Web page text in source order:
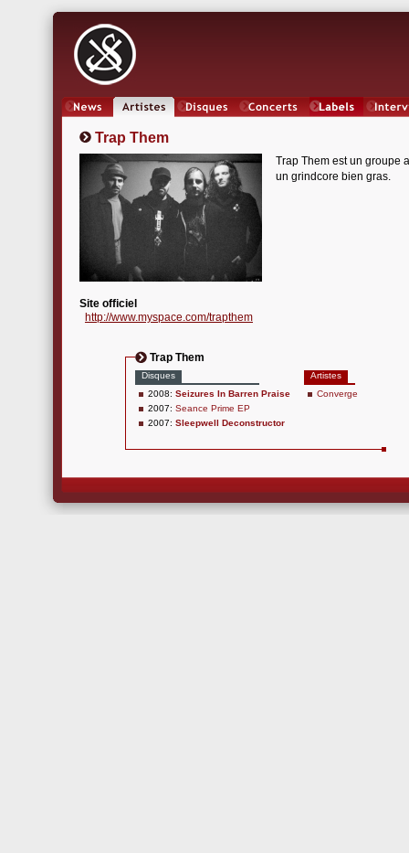
Trap Them
Trap Them est un groupe
un grindcore bien gras.
Site officiel
http://www.myspace.com/trapthem
Trap Them
Disques
2008: Seizures In Barren Praise
2007: Seance Prime EP
2007: Sleepwell Deconstructor
Artistes
Converge